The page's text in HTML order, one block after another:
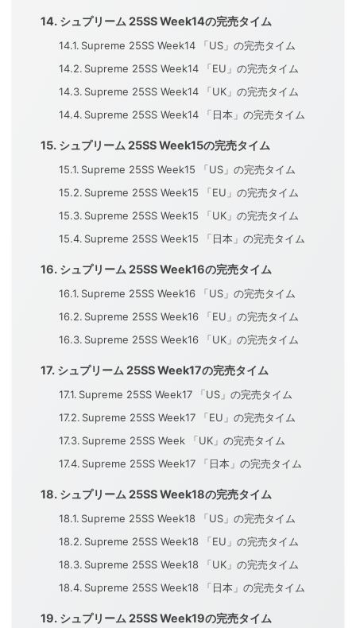
シュプリーム 25SS Week14の完売タイム
Supreme 25SS Week14 「US」の完売タイム
Supreme 25SS Week14 「EU」の完売タイム
Supreme 25SS Week14 「UK」の完売タイム
Supreme 25SS Week14 「日本」の完売タイム
シュプリーム 25SS Week15の完売タイム
Supreme 25SS Week15 「US」の完売タイム
Supreme 25SS Week15 「EU」の完売タイム
Supreme 25SS Week15 「UK」の完売タイム
Supreme 25SS Week15 「日本」の完売タイム
シュプリーム 25SS Week16の完売タイム
Supreme 25SS Week16 「US」の完売タイム
Supreme 25SS Week16 「EU」の完売タイム
Supreme 25SS Week16 「UK」の完売タイム
シュプリーム 25SS Week17の完売タイム
Supreme 25SS Week17 「US」の完売タイム
Supreme 25SS Week17 「EU」の完売タイム
Supreme 25SS Week 「UK」の完売タイム
Supreme 25SS Week17 「日本」の完売タイム
シュプリーム 25SS Week18の完売タイム
Supreme 25SS Week18 「US」の完売タイム
Supreme 25SS Week18 「EU」の完売タイム
Supreme 25SS Week18 「UK」の完売タイム
Supreme 25SS Week18 「日本」の完売タイム
シュプリーム 25SS Week19の完売タイム